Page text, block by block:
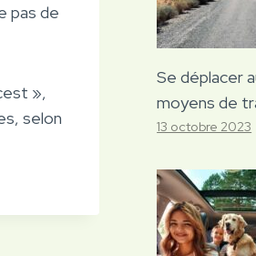
pas de
»,
selon
Se déplacer
moyens de
13 octobre 2023